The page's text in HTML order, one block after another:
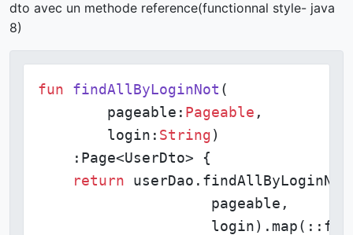
dto avec un methode reference(functionnal style- java
8)
fun findAllByLoginNot (
        pageable:
Pageable ,
        login:
String )
    :Page<UserDto> {
return
                    pageable,